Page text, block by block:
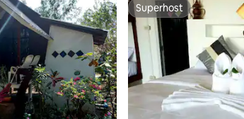
Superhost
Superhost